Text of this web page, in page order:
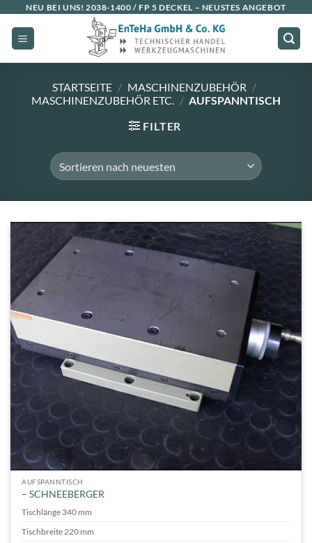
Inhalt
springen
NEU BEI UNS! 2038-1400 / FP 5 DECKEL – NEUSTES ANGEBOT
STARTSEITE / MASCHINENZUBEHÖR /
MASCHINENZUBEHÖR ETC. / AUFSPANNTISCH
FILTER
AUFSPANNTISCH
– SCHNEEBERGER
Tischlänge 340 mm
Tischbreite 220 mm